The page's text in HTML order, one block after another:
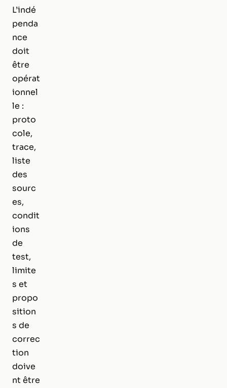
L’indé
penda
nce
doit
être
opérat
ionnel
le :
proto
cole,
trace,
liste
des
sourc
es,
condit
ions
de
test,
limite
s et
propo
sition
s de
correc
tion
doive
nt être